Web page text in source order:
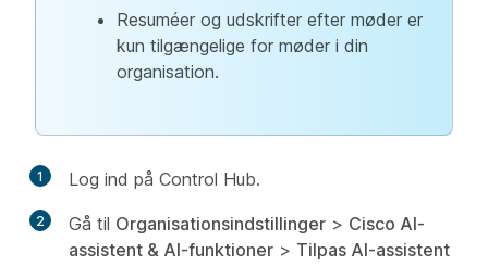
Resuméer og udskrifter efter møder er
kun tilgængelige for møder i din
organisation.
1 Log ind på Control Hub.
2 Gå til Organisationsindstillinger > Cisco AI-
assistent & AI-funktioner > Tilpas AI-assistent